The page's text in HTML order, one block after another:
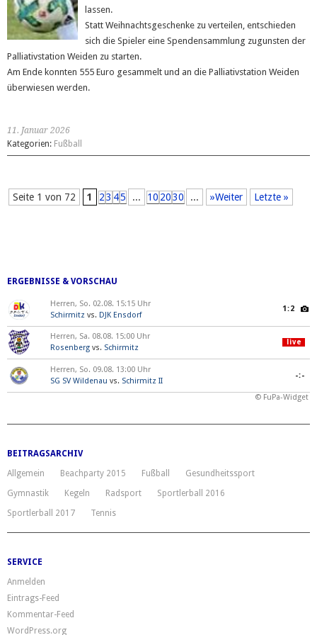
lassen.
Statt Weihnachtsgeschenke zu verteilen, entschieden
sich die Spieler eine Spendensammlung zugunsten der
Palliativstation Weiden zu starten.
Am Ende konnten 555 Euro gesammelt und an die Palliativstation Weiden
überwiesen werden.
11. Januar 2026
Kategorien: Fußball
Seite 1 von 72 1 23 45 ... 10 2030 ... »Weiter Letzte »
ERGEBNISSE & VORSCHAU
Herren, So. 02.08. 15:15 Uhr
Schirmitz vs. DJK Ensdorf
1:2
Herren, Sa. 08.08. 15:00 Uhr
Rosenberg vs. Schirmitz
live
Herren, So. 09.08. 13:00 Uhr
SG SV Wildenau vs. Schirmitz II
-:-
© FuPa-Widget
BEITRAGSARCHIV
Allgemein
Beachparty 2015 Fußball
Gesundheitssport
Gymnastik
Kegeln Radsport
Sportlerball 2016
Sportlerball 2017
Tennis
SERVICE
Anmelden
Eintrags-Feed
Kommentar-Feed
WordPress.org